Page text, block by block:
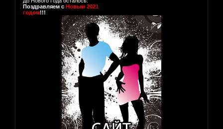
Поздравляем с Новым 2021
годом!!!